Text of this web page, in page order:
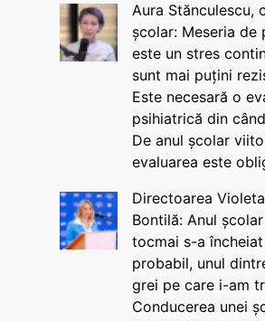
Aura Stănculescu,
școlar: Meseria de
este un stres
sunt mai puțini
Este necesară o
psihiatrică din
De anul școlar
evaluarea este
Directoarea
Bontilă: Anul
tocmai s-a
probabil, unul
grei pe care i-am
Conducerea unei